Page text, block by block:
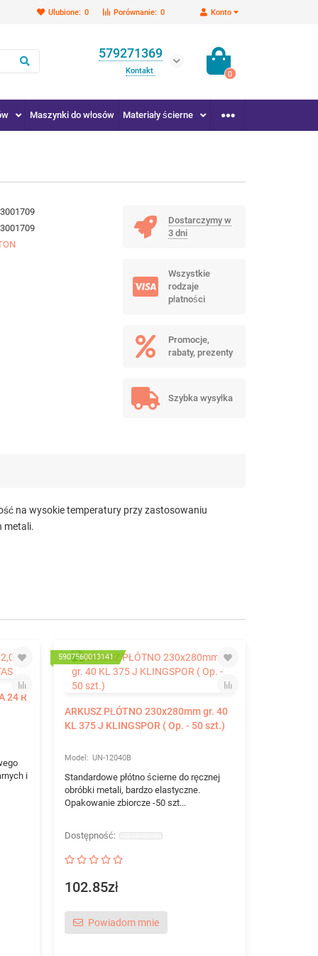
Konto
Porównanie: 0
Ulubione: 0
579271369
Kontakt 0
Maszynki do włosów Materiały ścierne
Dostarczymy w
3 dni
Wszystkie
rodzaje
płatności
Promocje,
rabaty, prezenty
Szybka wysyłka
na wysokie temperatury przy zastosowaniu
metali.
24 R
i
5907560013141
ARKUSZ PŁÓTNO 230x280mm gr. 40
KL 375 J KLINGSPOR ( Op. - 50 szt.)
UN-12040B
Standardowe płótno ścierne do ręcznej
obróbki metali, bardzo elastyczne.
Opakowanie zbiorcze -50 szt...
102.85zł
Powiadom mnie